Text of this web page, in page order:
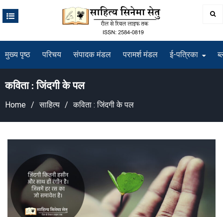
मुख्य पृष्ठ परिचय संपादक मंडल परामर्श मंडल ई-पत्रिका
कविता : जिंदगी के पल
Home साहित्य कविता : जिंदगी के पल